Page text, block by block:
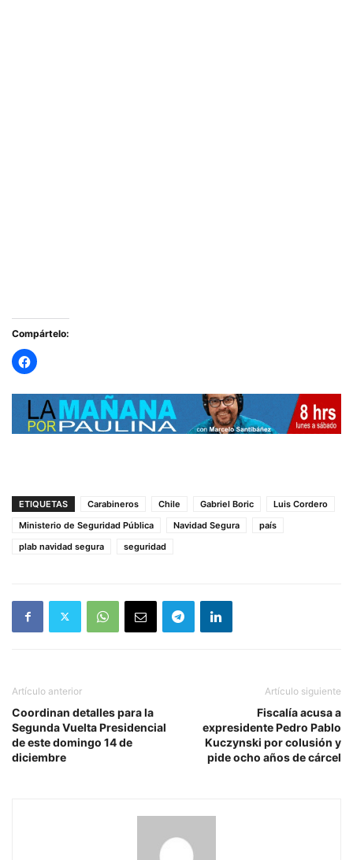
Compártelo:
ETIQUETAS Carabineros Chile Gabriel Boric
Luis Cordero
Ministerio de Seguridad Pública
Navidad Segura
país
plab navidad segura
seguridad
Artículo anterior
Coordinan detalles para la
Segunda Vuelta Presidencial
de este domingo 14 de
diciembre
Artículo siguiente
Fiscalía acusa a
expresidente Pedro Pablo
Kuczynski por colusión y
pide ocho años de cárcel